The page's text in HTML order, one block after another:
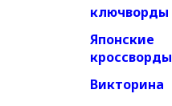
ключворды
Японские
кроссворды
Викторина